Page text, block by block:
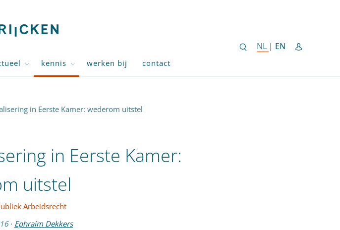
NL NEDERLANDSE
| EN ENGLISH
kennis werken bij contact
in Eerste Kamer: wederom uitstel
in Eerste Kamer:
uitstel
Arbeidsrecht
· Ephraim Dekkers